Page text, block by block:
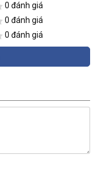
0 đánh giá
0 đánh giá
0 đánh giá